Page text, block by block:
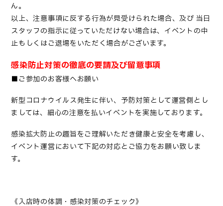
ん。
以上、注意事項に反する行為が見受けられた場合、及び 当日
スタッフの指示に従っていただけない場合は、イベントの中
止もしくはご退場をいただく場合がございます。
感染防止対策の徹底の要請及び留意事項
■ご参加のお客様へお願い
新型コロナウイルス発生に伴い、予防対策として運営側とし
ましては、細心の注意を払いイベントを実施しております。
感染拡大防止の趣旨をご理解いただき健康と安全を考慮し、
イベント運営において下記の対応とご協力をお願い致しま
す。
《入店時の体調・感染対策のチェック》